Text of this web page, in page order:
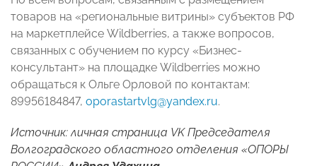
товаров на «региональные витрины» субъектов РФ
на маркетплейсе Wildberries, а также вопросов,
связанных с обучением по курсу «Бизнес-
консультант» на площадке Wildberries можно
обращаться к Ольге Орловой по контактам:
89956184847, oporastartvlg@yandex.ru.
Источник: личная страница VK Председателя
Волгоградского областного отделения «ОПОРЫ